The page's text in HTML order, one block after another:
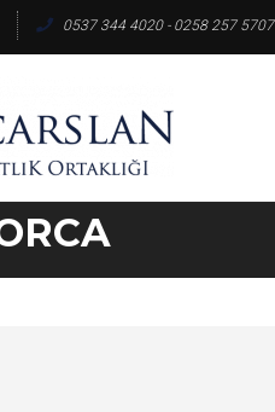
0537 344 4020 - 0258 257 5707